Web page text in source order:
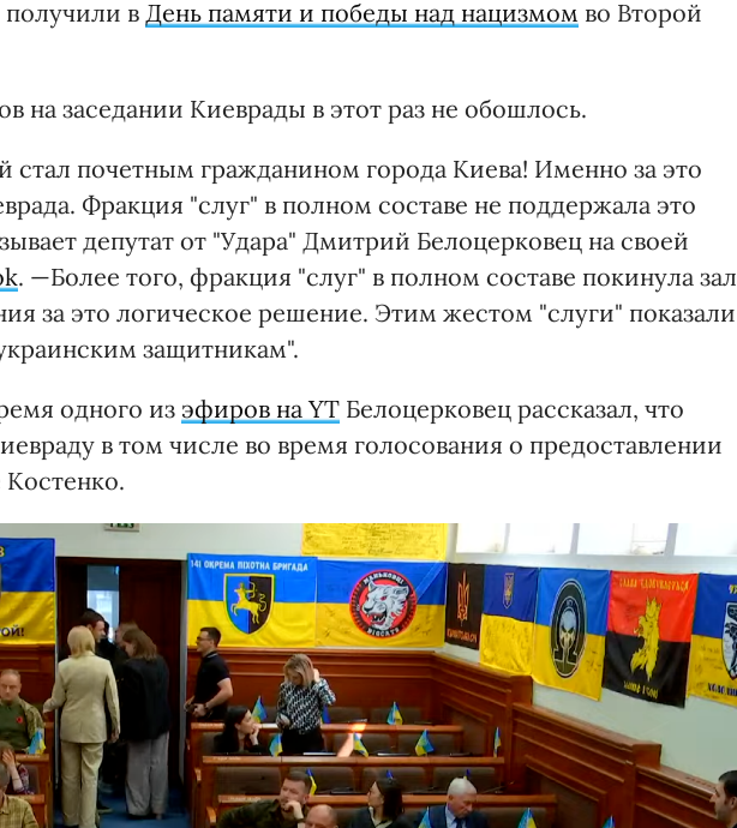
в День памяти и победы над нацизмом во Второй
на заседании Киеврады в этот раз не обошлось.
стал почетным гражданином города Киева! Именно за это
Фракция "слуг" в полном составе не поддержала это
депутат от "Удара" Дмитрий Белоцерковец на своей
. —Более того, фракция "слуг" в полном составе покинула зал
за это логическое решение. Этим жестом "слуги" показали
защитникам".
одного из эфиров на YT Белоцерковец рассказал, что
в том числе во время голосования о предоставлении